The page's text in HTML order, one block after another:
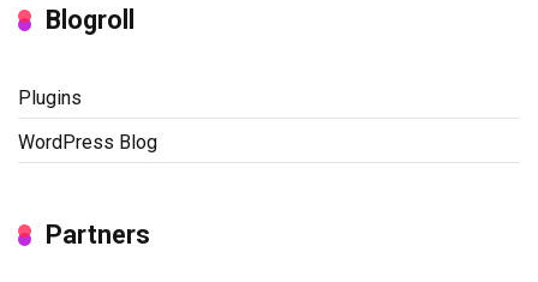
Blogroll
Plugins
WordPress Blog
Partners